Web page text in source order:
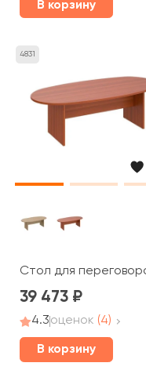
В корзину
4831
Стол для
39 473
4.3оценок (4)
В корзину